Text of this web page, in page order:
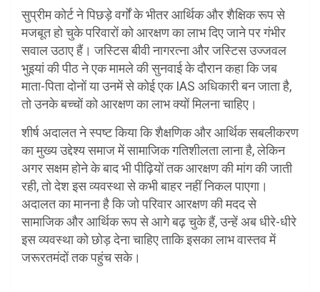
सुप्रीम कोर्ट ने पिछड़े वर्गों के भीतर आर्थिक और शैक्षिक रूप से
मजबूत हो चुके परिवारों को आरक्षण का लाभ दिए जाने पर गंभीर
सवाल उठाए हैं। जस्टिस बीवी नागरत्ना और जस्टिस उज्जवल
भुइयां की पीठ ने एक मामले की सुनवाई के दौरान कहा कि जब
माता-पिता दोनों या उनमें से कोई एक IAS अधिकारी बन जाता है,
तो उनके बच्चों को आरक्षण का लाभ क्यों मिलना चाहिए।
शीर्ष अदालत ने स्पष्ट किया कि शैक्षणिक और आर्थिक सबलीकरण
का मुख्य उद्देश्य समाज में सामाजिक गतिशीलता लाना है, लेकिन
अगर सक्षम होने के बाद भी पीढ़ियों तक आरक्षण की मांग की जाती
रही, तो देश इस व्यवस्था से कभी बाहर नहीं निकल पाएगा।
अदालत का मानना है कि जो परिवार आरक्षण की मदद से
सामाजिक और आर्थिक रूप से आगे बढ़ चुके हैं, उन्हें अब धीरे-धीरे
इस व्यवस्था को छोड़ देना चाहिए ताकि इसका लाभ वास्तव में
जरूरतमंदों तक पहुंच सके।